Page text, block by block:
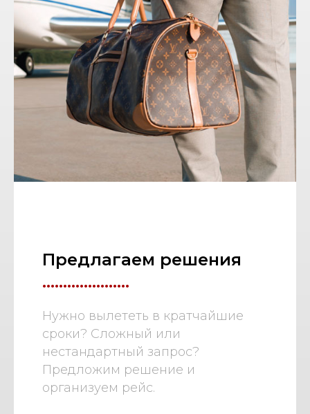
Предлагаем решения
.....................
Нужно вылететь в кратчайшие
сроки? Сложный или
нестандартный запрос?
Предложим решение и
организуем рейс.